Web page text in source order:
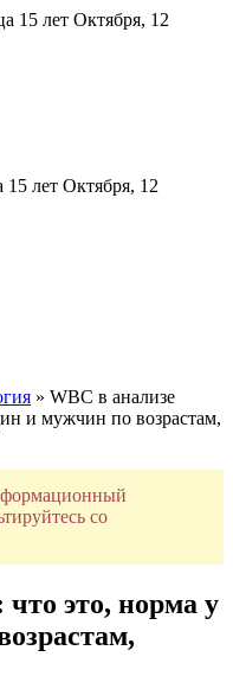
15 лет Октября, 12
15 лет Октября, 12
» WBC в анализе
и мужчин по возрастам,
со
это, норма у